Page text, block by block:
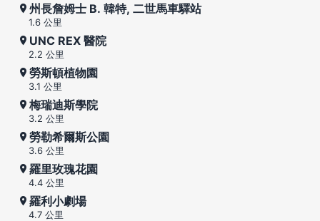
州長詹姆士 B. 韓特, 二世馬車驛站
1.6 公里
UNC REX 醫院
2.2 公里
勞斯頓植物園
3.1 公里
梅瑞迪斯學院
3.2 公里
勞勒希爾斯公園
3.6 公里
羅里玫瑰花園
4.4 公里
羅利小劇場
4.7 公里